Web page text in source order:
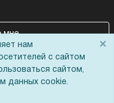
мне
нам
с сайтом
сайтом,
данных cookie.
×